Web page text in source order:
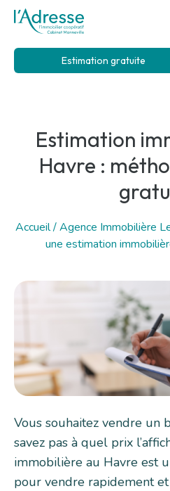
Votre agence immobilière au
Estimation gratuite
Estimation
Havre :
Accueil/Agence Immobilière
une estimation
Vous souhaitez vendre un
savez pas à quel prix
immobilière au Havre est
pour vendre rapidement